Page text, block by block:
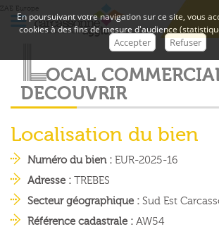
En poursuivant votre navigation sur ce site, vous
cookies à des fins de mesure d'audience
Accepter Refuser
LOCAL COMMERCIA
DECOUVRIR
Localisation du bien
Numéro du bien : EUR-2025-16
Adresse : TREBES
Secteur géographique : Sud Est
Référence cadastrale : AW54
ZAE Europe